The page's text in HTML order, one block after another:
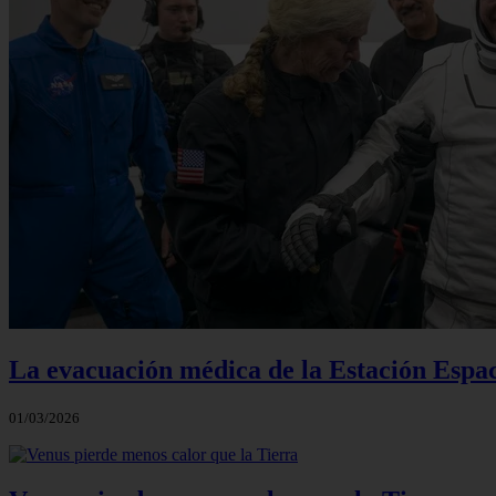
La evacuación médica de la Estación
01/03/2026